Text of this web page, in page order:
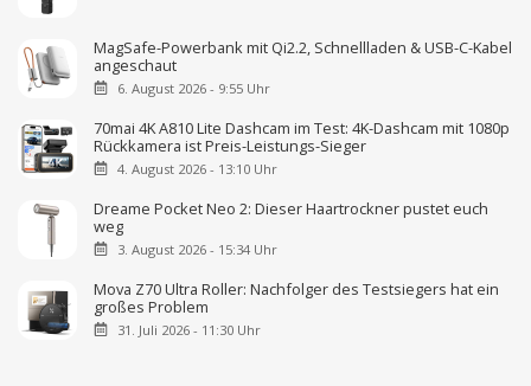
MagSafe-Powerbank mit Qi2.2, Schnellladen & USB-C-Kabel
angeschaut
6. August 2026 - 9:55 Uhr
70mai 4K A810 Lite Dashcam im Test: 4K-Dashcam mit 1080p
Rückkamera ist Preis-Leistungs-Sieger
4. August 2026 - 13:10 Uhr
Dreame Pocket Neo 2: Dieser Haartrockner pustet euch
weg
3. August 2026 - 15:34 Uhr
Mova Z70 Ultra Roller: Nachfolger des Testsiegers hat ein
großes Problem
31. Juli 2026 - 11:30 Uhr